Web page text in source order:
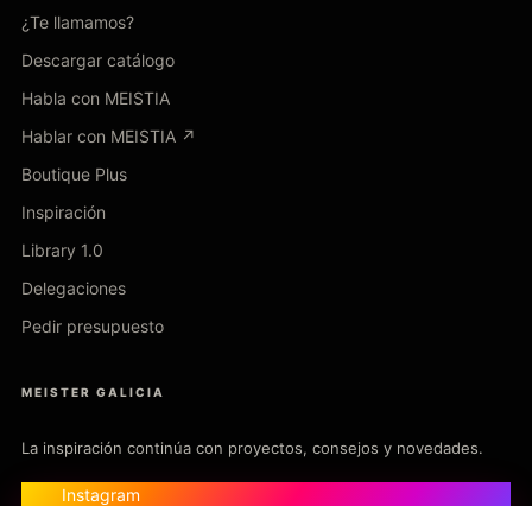
¿Te llamamos?
Descargar catálogo
Habla con MEISTIA
Hablar con MEISTIA ↗
Boutique Plus
Inspiración
Library 1.0
Delegaciones
Pedir presupuesto
MEISTER GALICIA
La inspiración continúa con proyectos, consejos y novedades.
Instagram